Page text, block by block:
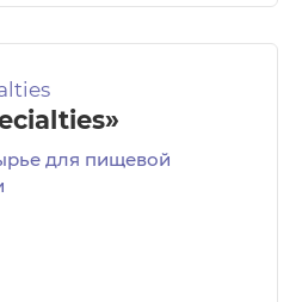
для пищевой